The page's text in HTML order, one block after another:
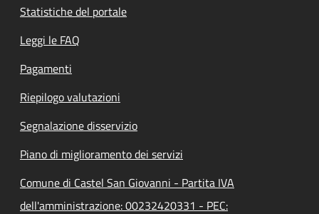
Statistiche del portale
Leggi le FAQ
Pagamenti
Riepilogo valutazioni
Segnalazione disservizio
Piano di miglioramento dei servizi
Comune di Castel San Giovanni - Partita IVA
dell'amministrazione: 00232420331 - PEC: